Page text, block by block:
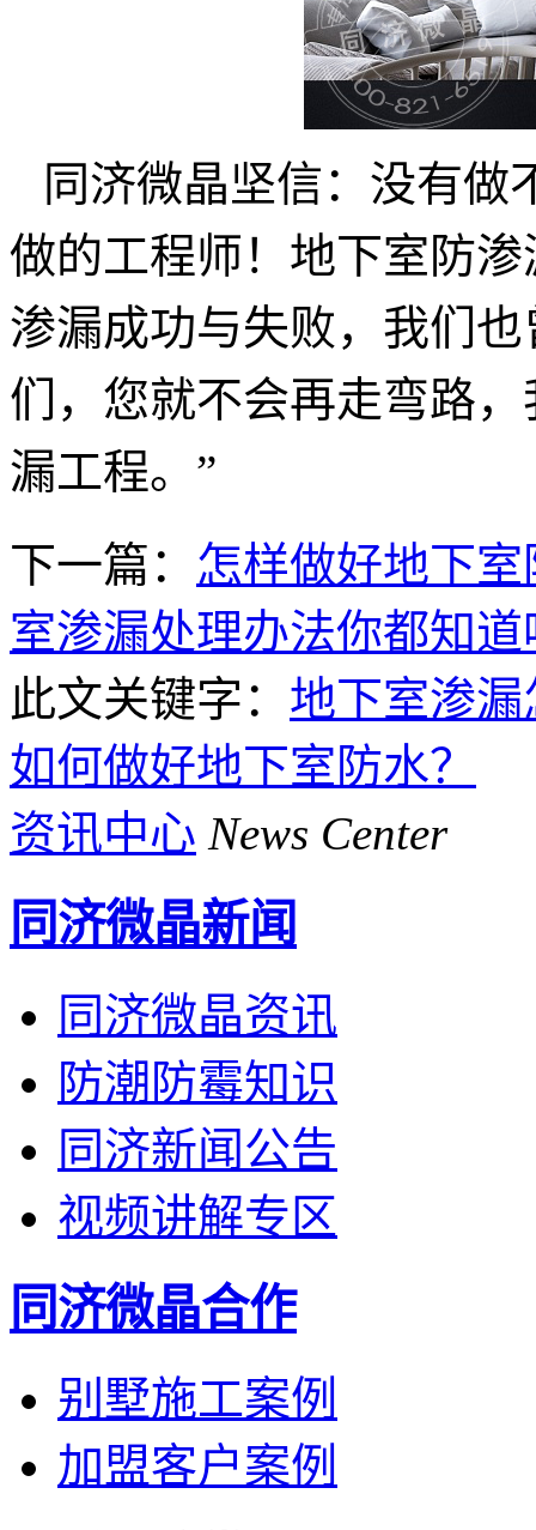
同济微晶坚信：没有做
做的工程师！地下室防
渗漏成功与失败，我们
们，您就不会再走弯路
漏工程。”
下一篇： 怎样做好地下
室渗漏处理办法你都知道
此文关键字： 地下室渗
如何做好地下室防水？
资讯中心 News Center
同济微晶新闻
同济微晶资讯
防潮防霉知识
同济新闻公告
视频讲解专区
同济微晶合作
别墅施工案例
加盟客户案例